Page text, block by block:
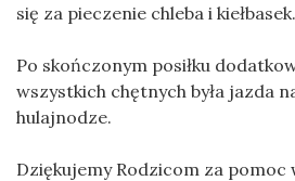
się za pieczenie chleba i kiełbasek.
Po skończonym posiłku
wszystkich chętnych była jazda
hulajnodze.
Dziękujemy Rodzicom za